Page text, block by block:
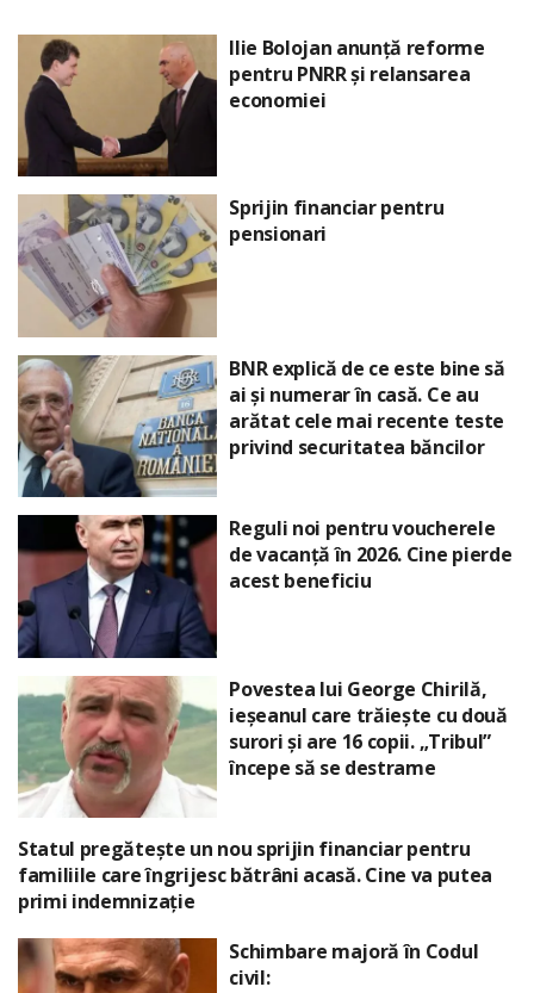
Ilie Bolojan anunță reforme
pentru PNRR și relansarea
economiei
Sprijin financiar pentru
pensionari
BNR explică de ce este bine să
ai și numerar în casă. Ce au
arătat cele mai recente teste
privind securitatea băncilor
Reguli noi pentru voucherele
de vacanță în 2026. Cine pierde
acest beneficiu
Povestea lui George Chirilă,
ieșeanul care trăiește cu două
surori și are 16 copii. „Tribul”
începe să se destrame
Statul pregătește un nou sprijin financiar pentru
familiile care îngrijesc bătrâni acasă. Cine va putea
primi indemnizație
Schimbare majoră în Codul
civil: